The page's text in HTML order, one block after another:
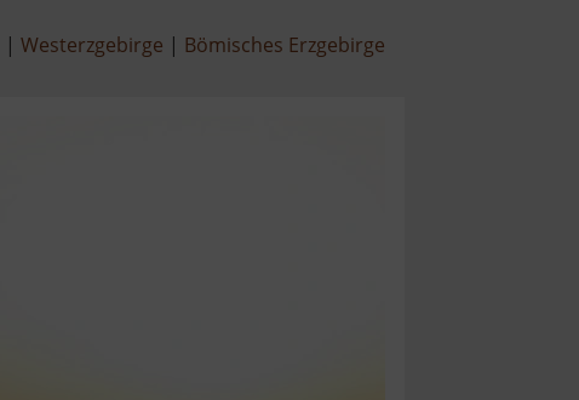
Westerzgebirge Bömisches Erzgebirge